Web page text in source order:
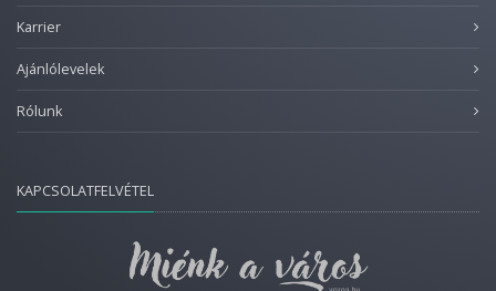
Karrier
Ajánlólevelek
Rólunk
KAPCSOLATFELVÉTEL